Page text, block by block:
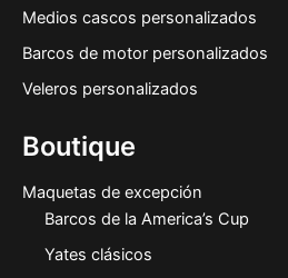
Medios cascos personalizados
Barcos de motor personalizados
Veleros personalizados
Boutique
Maquetas de excepción
Barcos de la America’s Cup
Yates clásicos